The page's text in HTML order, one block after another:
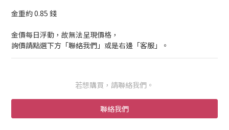
金重約 0.85 錢
金價每日浮動，故無法呈現價格，
詢價請點選下方「聯絡我們」或是右邊「客服」。
若想購買，請聯絡我們。
聯絡我們